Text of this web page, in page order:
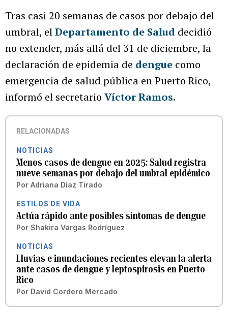
Tras casi 20 semanas de casos por debajo del
umbral, elDepartamento de Salud decidió
no extender, más allá del 31 de diciembre, la
declaración de epidemia de dengue como
emergencia de salud pública en Puerto Rico,
informó el secretario Víctor Ramos.
RELACIONADAS
NOTICIAS
Menos casos de dengue en 2025: Salud registra
nueve semanas por debajo del umbral epidémico
Por Adriana Díaz Tirado
ESTILOS DE VIDA
Actúa rápido ante posibles síntomas de dengue
Por Shakira Vargas Rodríguez
NOTICIAS
Lluvias e inundaciones recientes elevan la alerta
ante casos de dengue y leptospirosis en Puerto
Rico
Por David Cordero Mercado